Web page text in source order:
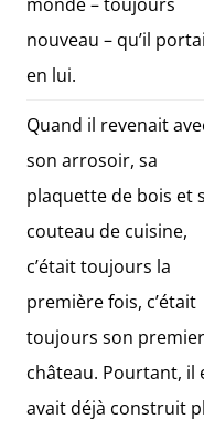
nouveau – qu’il
en lui.
Quand il revenait
son arrosoir, sa
plaquette de bois et
couteau de cuisine,
c’était toujours la
première fois, c’était
toujours son premier
château. Pourtant, il
avait déjà construit